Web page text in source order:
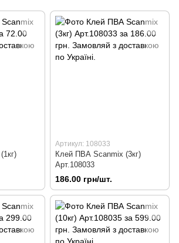
Артикул: 108033
Клей ПВА Scanmix (3кг)
Арт.108033
186.00 грн/шт.